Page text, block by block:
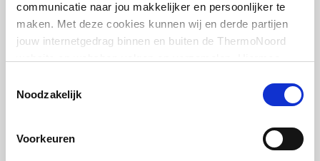
communicatie naar jou makkelijker en persoonlijker te
maken. Met deze cookies kunnen wij en derde partijen
jouw internetgedrag binnen en buiten de ThermoNoord
communicatie aan jouw interesses aan. We slaan je
Noodzakelijk
Voorkeuren
Ubbink Aerfoam buis
geïsoleerd leidingsysteem
125mm l=2000mm
Leverancier: